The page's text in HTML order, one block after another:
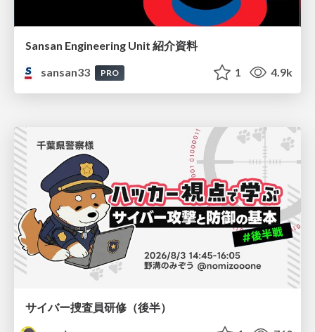
Sansan Engineering Unit 紹介資料
sansan33
PRO 1 4.9k
サイバー捜査員研修（後半）